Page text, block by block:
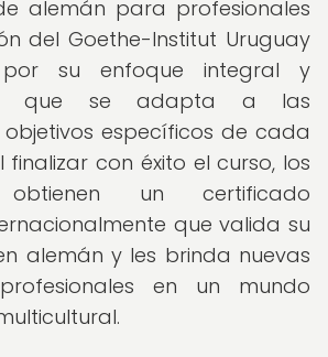
alemán para profesionales
del Goethe-Institut Uruguay
su enfoque integral y
que se adapta a las
específicos de cada
finalizar con éxito el curso, los
obtienen un certificado
que valida su
alemán y les brinda nuevas
en un mundo